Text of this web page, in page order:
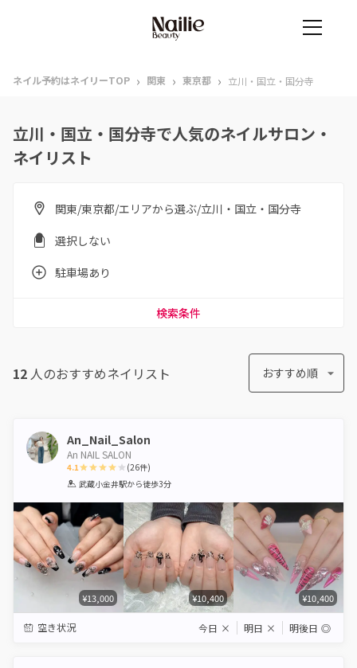
ネイル予約はネイリーTOP › 関東 › 東京都 › 立川・国立・国分寺
立川・国立・国分寺で人気のネイルサロン・
ネイリスト
関東/東京都/エリアから選ぶ/立川・国立・国分寺
選択しない
駐車場あり
検索条件
12 人のおすすめネイリスト おすすめ順
An_Nail_Salon
An NAIL SALON
4.1
1 2 3 4 5
(26件)
武蔵小金井駅から徒歩3分
¥13,000 ¥10,400 ¥10,400
空き状況 今日 × 明日 × 明後日 ◎